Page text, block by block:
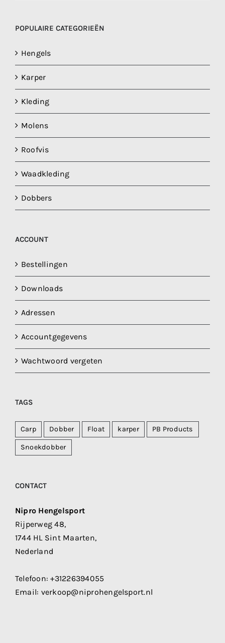
POPULAIRE CATEGORIEËN
Hengels
Karper
Kleding
Molens
Roofvis
Waadkleding
Dobbers
ACCOUNT
Bestellingen
Downloads
Adressen
Accountgegevens
Wachtwoord vergeten
TAGS
Carp Dobber Float karper PB Products
Snoekdobber
CONTACT
Nipro Hengelsport
Rijperweg 48,
1744 HL Sint Maarten,
Nederland
Telefoon:+31226394055
Email: verkoop@niprohengelsport.nl